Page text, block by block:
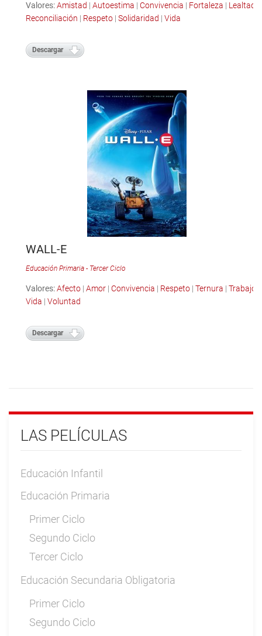
Valores:Amistad | Autoestima | Convivencia | Fortaleza | Lealtad
Reconciliación | Respeto| Solidaridad | Vida
Descargar
WALL-E
Educación Primaria - Tercer Ciclo
Valores:Afecto| Amor| Convivencia | Respeto| Ternura | Trabajo
Vida | Voluntad
Descargar
LAS PELÍCULAS
Educación Infantil
Educación Primaria
Primer Ciclo
Segundo Ciclo
Tercer Ciclo
Educación Secundaria Obligatoria
Primer Ciclo
Segundo Ciclo